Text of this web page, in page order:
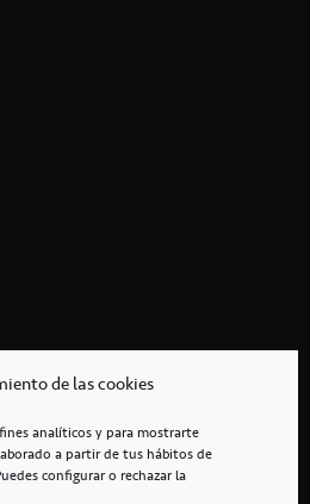
de las cookies
analíticos y para mostrarte
a partir de tus hábitos de
configurar o rechazar la